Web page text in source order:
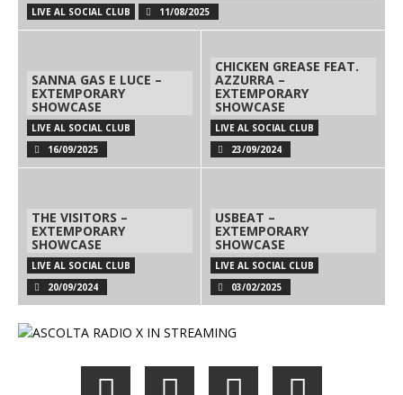
LIVE AL SOCIAL CLUB 11/08/2025
SANNA GAS E LUCE –
EXTEMPORARY
SHOWCASE
LIVE AL SOCIAL CLUB
16/09/2025
CHICKEN GREASE FEAT.
AZZURRA –
EXTEMPORARY
SHOWCASE
LIVE AL SOCIAL CLUB
23/09/2024
THE VISITORS –
EXTEMPORARY
SHOWCASE
LIVE AL SOCIAL CLUB
20/09/2024
USBEAT –
EXTEMPORARY
SHOWCASE
LIVE AL SOCIAL CLUB
03/02/2025